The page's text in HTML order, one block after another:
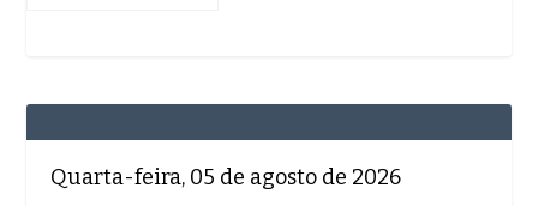
Quarta-feira, 05 de agosto de 2026